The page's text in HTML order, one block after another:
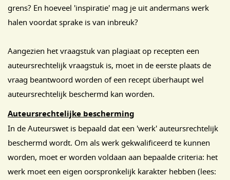
grens? En hoeveel 'inspiratie' mag je uit andermans werk
halen voordat sprake is van inbreuk?
Aangezien het vraagstuk van plagiaat op recepten een
auteursrechtelijk vraagstuk is, moet in de eerste plaats de
vraag beantwoord worden of een recept überhaupt wel
auteursrechtelijk beschermd kan worden.
Auteursrechtelijke bescherming
In de Auteurswet is bepaald dat een 'werk' auteursrechtelijk
beschermd wordt. Om als werk gekwalificeerd te kunnen
worden, moet er worden voldaan aan bepaalde criteria: het
werk moet een eigen oorspronkelijk karakter hebben (lees: